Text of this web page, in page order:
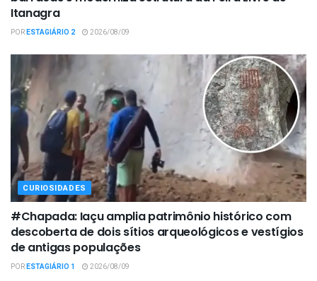
Itanagra
PORESTAGIÁRIO 2 2026/08/09
CURIOSIDADES
#Chapada: Iaçu amplia patrimônio histórico com
descoberta de dois sítios arqueológicos e vestígios
de antigas populações
PORESTAGIÁRIO 1 2026/08/09